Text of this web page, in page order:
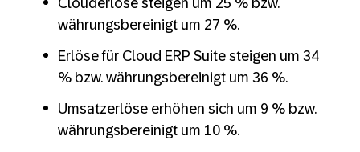
Clouderlöse steigen um 25 % bzw.
währungsbereinigt um 27 %.
Erlöse für Cloud ERP Suite steigen um 34
% bzw. währungsbereinigt um 36 %.
Umsatzerlöse erhöhen sich um 9 % bzw.
währungsbereinigt um 10 %.